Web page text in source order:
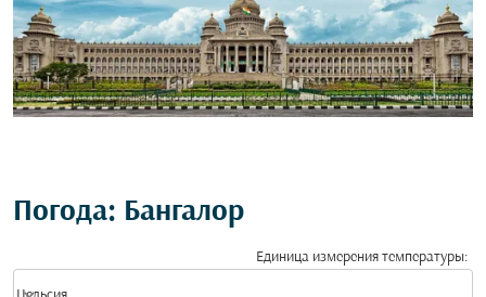
Погода: Бангалор
Единица измерения температуры: